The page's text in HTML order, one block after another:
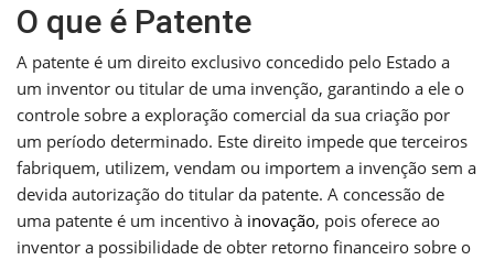
O que é Patente
A patente é um direito exclusivo concedido pelo Estado a
um inventor ou titular de uma invenção, garantindo a ele o
controle sobre a exploração comercial da sua criação por
um período determinado. Este direito impede que terceiros
fabriquem, utilizem, vendam ou importem a invenção sem a
devida autorização do titular da patente. A concessão de
uma patente é um incentivo à inovação, pois oferece ao
inventor a possibilidade de obter retorno financeiro sobre o